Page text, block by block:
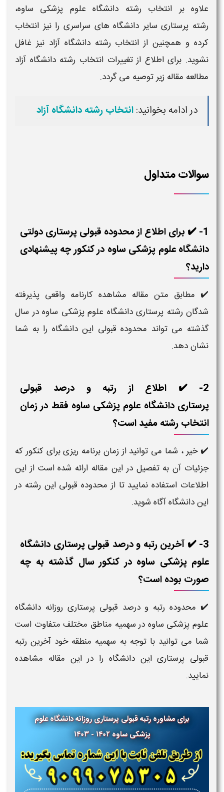
علاوه بر انتخاب رشته دانشگاه علوم پزشکی ساوه،
رشته پرستاری سایر دانشگاه های سراسری را نیز انتخاب
کرده و همچنین از انتخاب رشتهدانشگاهآزاد نیز غافل
نشوید. برای اطلاع از تغییرات انتخاب رشتهدانشگاه آزاد
مطالعه مقاله زیر توصیه می گردد.
در ادامه بخوانید:انتخاب رشته دانشگاه آزاد
سوالات متداول
1- ✔️ برای اطلاع از محدوده قبولی پرستاری دولتی
دانشگاه علوم پزشکی ساوه در کنکور چه پیشنهادی
دارید؟
✔️ مطابق متن مقاله مشاهده کارنامه واقعی پذیرفته
شدگان رشته پرستاری دانشگاه علوم پزشکی ساوه در سال
گذشته می تواند محدوده قبولی این دانشگاه را به شما
نشان دهد.
2- ✔️ اطلاع از رتبه و درصد قبولی
پرستاری دانشگاه علوم پزشکی ساوه فقط در زمان
انتخاب رشته مفید است؟
✔️ خیر ، شما می توانید از زمان برنامه ریزی برای کنکور که
جزئیات آن به تفصیل در این مقاله ارائه شده است از این
اطلاعات استفاده نمایید تا از محدوده قبولی این رشته در
این دانشگاه آگاه شوید.
3- ✔️ آخرین رتبه و درصد قبولی پرستاری دانشگاه
علوم پزشکی ساوه در کنکور سال گذشته به چه
صورت بوده است؟
✔️ محدوده رتبه و درصد قبولی پرستاری​ روزانه دانشگاه
علوم پزشکی ساوه در سهمیه مناطق مختلف متفاوت است
شما می توانید با توجه به سهمیه منطقه خود آخرین رتبه
قبولی پرستاری این دانشگاه را در این مقاله مشاهده
نمایید.
برای مشاوره رتبه قبولی پرستاری روزانه دانشگاه علوم
پزشکی ساوه ۱۴۰۲ - ۱۴۰۳